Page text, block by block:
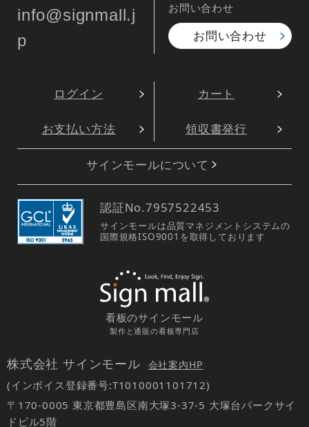
info@signmall.j
p
お問い合わせ
お問い合わせ
ログイン カート
お支払い方法 領収書発行
サインモールについて
認証No.7957522453
サインモールは品質マネジメントシステムの
国際規格ISO9001を取得しております
看板のサインモール
製作と通販の看板専門店
株式会社 サインモール 会社案内HP
(インボイス登録番号:T1010001101712)
〒170-0005 東京都豊島区南大塚3-37-5 大塚台パークサイ
ドビル5階